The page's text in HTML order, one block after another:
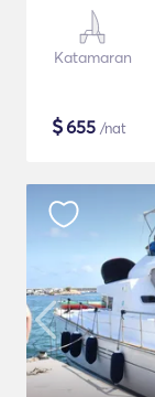
Katamaran
$655 /nat